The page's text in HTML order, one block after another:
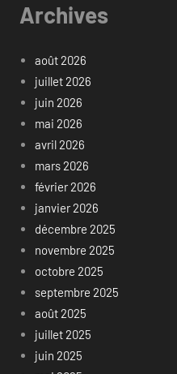
Archives
août 2026
juillet 2026
juin 2026
mai 2026
avril 2026
mars 2026
février 2026
janvier 2026
décembre 2025
novembre 2025
octobre 2025
septembre 2025
août 2025
juillet 2025
juin 2025